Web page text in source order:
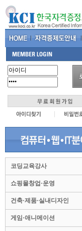
코딩교육강사
쇼핑몰창업·운영
건축·제품·실내디자인
게임·애니메이션